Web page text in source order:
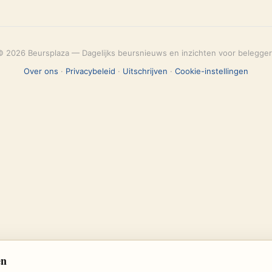
2026 Beursplaza — Dagelijks beursnieuws en inzichten voor
Over ons · Privacybeleid · Uitschrijven · Cookie-instellingen